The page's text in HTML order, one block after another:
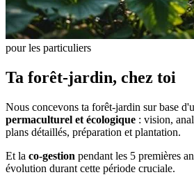
pour les particuliers
Ta forêt-jardin, chez toi
Nous concevons ta forêt-jardin sur base
permaculturel et écologique : vision,
plans détaillés, préparation et plantation.
Et la co-gestion pendant les 5 premières
évolution durant cette période cruciale.